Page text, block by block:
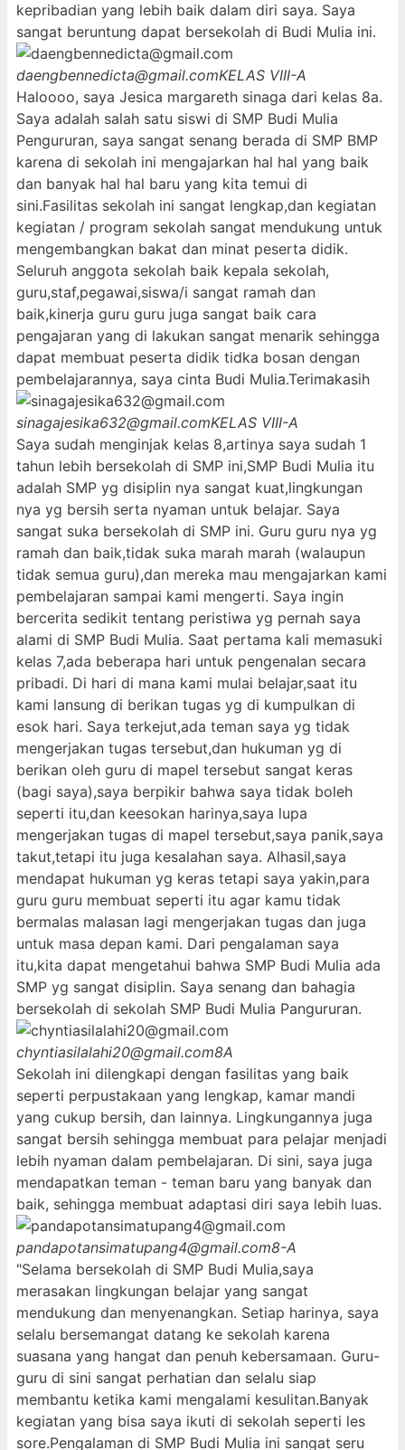
kepribadian yang lebih baik dalam diri saya. Saya
sangat beruntung dapat bersekolah di Budi Mulia ini.
daengbennedicta@gmail.comKELAS VIII-A
Haloooo, saya Jesica margareth sinaga dari kelas 8a.
Saya adalah salah satu siswi di SMP Budi Mulia
Pengururan, saya sangat senang berada di SMP BMP
karena di sekolah ini mengajarkan hal hal yang baik
dan banyak hal hal baru yang kita temui di
sini.Fasilitas sekolah ini sangat lengkap,dan kegiatan
kegiatan / program sekolah sangat mendukung untuk
mengembangkan bakat dan minat peserta didik.
Seluruh anggota sekolah baik kepala sekolah,
guru,staf,pegawai,siswa/i sangat ramah dan
baik,kinerja guru guru juga sangat baik cara
pengajaran yang di lakukan sangat menarik sehingga
dapat membuat peserta didik tidka bosan dengan
pembelajarannya, saya cinta Budi Mulia.Terimakasih
sinagajesika632@gmail.comKELAS VIII-A
Saya sudah menginjak kelas 8,artinya saya sudah 1
tahun lebih bersekolah di SMP ini,SMP Budi Mulia itu
adalah SMP yg disiplin nya sangat kuat,lingkungan
nya yg bersih serta nyaman untuk belajar. Saya
sangat suka bersekolah di SMP ini. Guru guru nya yg
ramah dan baik,tidak suka marah marah (walaupun
tidak semua guru),dan mereka mau mengajarkan kami
pembelajaran sampai kami mengerti. Saya ingin
bercerita sedikit tentang peristiwa yg pernah saya
alami di SMP Budi Mulia. Saat pertama kali memasuki
kelas 7,ada beberapa hari untuk pengenalan secara
pribadi. Di hari di mana kami mulai belajar,saat itu
kami lansung di berikan tugas yg di kumpulkan di
esok hari. Saya terkejut,ada teman saya yg tidak
mengerjakan tugas tersebut,dan hukuman yg di
berikan oleh guru di mapel tersebut sangat keras
(bagi saya),saya berpikir bahwa saya tidak boleh
seperti itu,dan keesokan harinya,saya lupa
mengerjakan tugas di mapel tersebut,saya panik,saya
takut,tetapi itu juga kesalahan saya. Alhasil,saya
mendapat hukuman yg keras tetapi saya yakin,para
guru guru membuat seperti itu agar kamu tidak
bermalas malasan lagi mengerjakan tugas dan juga
untuk masa depan kami. Dari pengalaman saya
itu,kita dapat mengetahui bahwa SMP Budi Mulia ada
SMP yg sangat disiplin. Saya senang dan bahagia
bersekolah di sekolah SMP Budi Mulia Pangururan.
chyntiasilalahi20@gmail.com8A
Sekolah ini dilengkapi dengan fasilitas yang baik
seperti perpustakaan yang lengkap, kamar mandi
yang cukup bersih, dan lainnya. Lingkungannya juga
sangat bersih sehingga membuat para pelajar menjadi
lebih nyaman dalam pembelajaran. Di sini, saya juga
mendapatkan teman - teman baru yang banyak dan
baik, sehingga membuat adaptasi diri saya lebih luas.
pandapotansimatupang4@gmail.com8-A
"Selama bersekolah di SMP Budi Mulia,saya
merasakan lingkungan belajar yang sangat
mendukung dan menyenangkan. Setiap harinya, saya
selalu bersemangat datang ke sekolah karena
suasana yang hangat dan penuh kebersamaan. Guru-
guru di sini sangat perhatian dan selalu siap
membantu ketika kami mengalami kesulitan.Banyak
kegiatan yang bisa saya ikuti di sekolah seperti les
sore.Pengalaman di SMP Budi Mulia ini sangat seru